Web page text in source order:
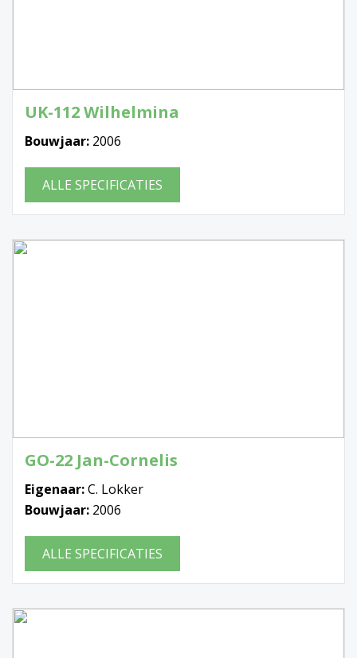
UK-112 Wilhelmina
Bouwjaar: 2006
ALLE SPECIFICATIES
GO-22 Jan-Cornelis
Eigenaar:C. Lokker
Bouwjaar: 2006
ALLE SPECIFICATIES